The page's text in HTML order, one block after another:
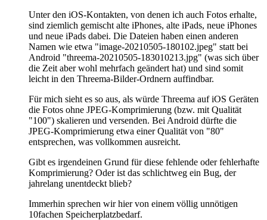
Unter den iOS-Kontakten, von denen ich auch Fotos erhalte,
sind ziemlich gemischt alte iPhones, alte iPads, neue iPhones
und neue iPads dabei. Die Dateien haben einen anderen
Namen wie etwa "image-20210505-180102.jpeg" statt bei
Android "threema-20210505-183010213.jpg" (was sich über
die Zeit aber wohl mehrfach geändert hat) und sind somit
leicht in den Threema-Bilder-Ordnern auffindbar.
Für mich sieht es so aus, als würde Threema auf iOS Geräten
die Fotos ohne JPEG-Komprimierung (bzw. mit Qualität
"100") skalieren und versenden. Bei Android dürfte die
JPEG-Komprimierung etwa einer Qualität von "80"
entsprechen, was vollkommen ausreicht.
Gibt es irgendeinen Grund für diese fehlende oder fehlerhafte
Komprimierung? Oder ist das schlichtweg ein Bug, der
jahrelang unentdeckt blieb?
Immerhin sprechen wir hier von einem völlig unnötigen
10fachen Speicherplatzbedarf.